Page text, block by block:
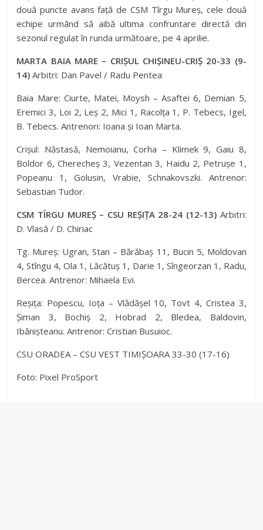
două puncte avans față de CSM Tîrgu Mureș, cele două
echipe urmând să aibă ultima confruntare directă din
sezonul regulat în runda următoare, pe 4 aprilie.
MARTA BAIA MARE – CRIȘUL CHIȘINEU-CRIȘ 20-33 (9-
14) Arbitri: Dan Pavel / Radu Pentea
Baia Mare: Ciurte, Matei, Moysh – Asaftei 6, Demian 5,
Eremici 3, Loi 2, Leș 2, Mici 1, Racolța 1, P. Tebecs, Igel,
B. Tebecs. Antrenori: Ioana și Ioan Marta.
Crișul: Năstasă, Nemoianu, Corha – Klimek 9, Gaiu 8,
Boldor 6, Cherecheș 3, Vezentan 3, Haidu 2, Petrușe 1,
Popeanu 1, Golusin, Vrabie, Schnakovszki. Antrenor:
Sebastian Tudor.
CSM TÎRGU MUREȘ – CSU REȘIȚA 28-24 (12-13)Arbitri:
D. Vlasă / D. Chiriac
Tg. Mureș: Ugran, Stan – Bărăbaș 11, Bucin 5, Moldovan
4, Stîngu 4, Ola 1, Lăcătuș 1, Darie 1, Sîngeorzan 1, Radu,
Bercea. Antrenor: Mihaela Evi.
Reșița: Popescu, Ioța – Vlădășel 10, Tovt 4, Cristea 3,
Șiman 3, Bochiș 2, Hobrad 2, Bledea, Baldovin,
Ibănișteanu. Antrenor: Cristian Busuioc.
CSU ORADEA – CSU VEST TIMIȘOARA 33-30 (17-16)
Foto: Pixel ProSport